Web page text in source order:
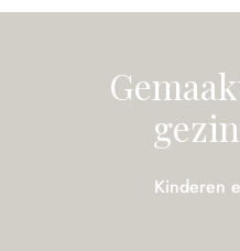
Kinderen